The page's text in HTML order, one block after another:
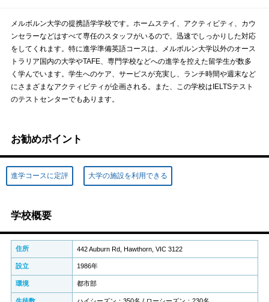
メルボルン大学の提携語学学校です。ホームステイ、アクティビティ、カウ
ンセラーなどはすべて専任のスタッフがいるので、迅速でしっかりした対応
をしてくれます。特に進学準備英語コースは、メルボルン大学以外のオース
トラリア国内の大学やTAFE、専門学校などへの進学を控えた留学生が数多
く学んでいます。学生へのケア、サービスが充実し、ランチ時間や週末など
にさまざまなアクティビティが企画される。また、この学校はIELTSテスト
のテストセンターでもあります。
お勧めポイント
進学コースに定評 大学の施設を利用できる
学校概要
住所 442 Auburn Rd, Hawthorn, VIC 3122
設立 1986年
環境 都市部